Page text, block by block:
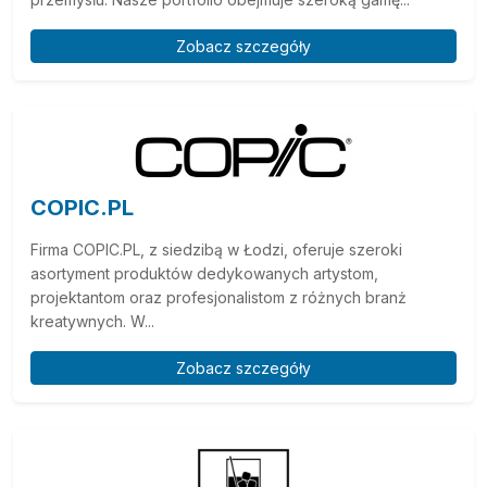
Zobacz szczegóły
COPIC.PL
Firma COPIC.PL, z siedzibą w Łodzi, oferuje szeroki
asortyment produktów dedykowanych artystom,
projektantom oraz profesjonalistom z różnych branż
kreatywnych. W...
Zobacz szczegóły